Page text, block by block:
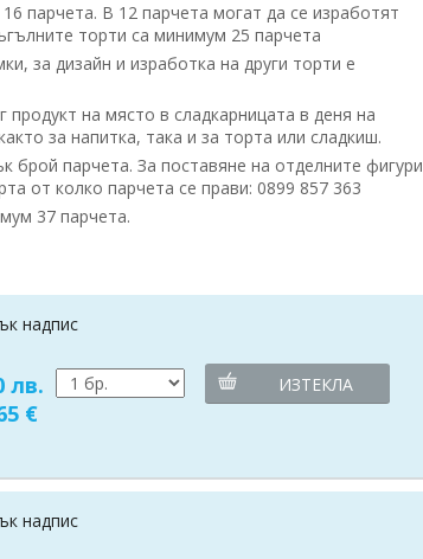
парчета. В 12 парчета могат да се изработят
торти са минимум 25 парчета
за дизайн и изработка на други торти е
на място в сладкарницата в деня на
за напитка, така и за торта или сладкиш.
парчета. За поставяне на отделните фигури
от колко парчета се прави: 0899 857 363
37 парчета.
надпис
лв.
€
ИЗТЕКЛА
надпис